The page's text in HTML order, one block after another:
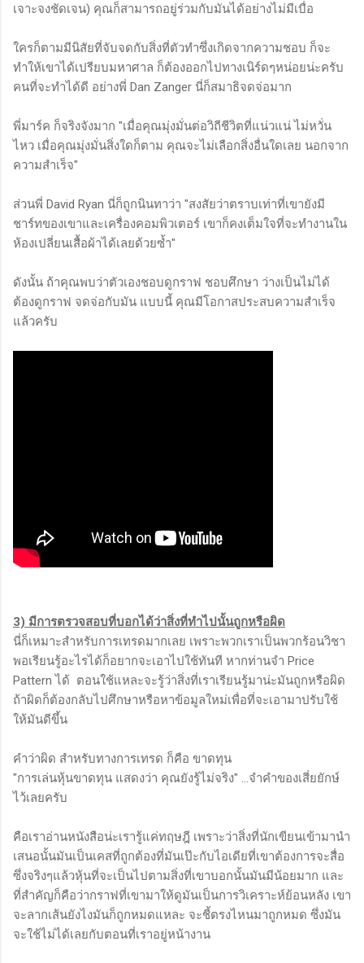
เจาะจงชัดเจน) คุณก็สามารถอยู่ร่วมกับมันได้อย่างไม่มีเบื่อ
ใครก็ตามมีนิสัยที่จับจดกับสิ่งที่ตัวทำซึ่งเกิดจากความชอบ ก็จะ
ทำให้เขาได้เปรียบมหาศาล ก็ต้องออกไปทางเนิร์ดๆหน่อยน่ะครับ
คนที่จะทำได้ดี อย่างพี่ Dan Zanger นี่ก็สมาธิจดจ่อมาก
พี่มาร์ค ก็จริงจังมาก "เมื่อคุณมุ่งมั่นต่อวิถีชีวิตที่แน่วแน่ ไม่หวั่น
ไหว เมื่อคุณมุ่งมั่นสิ่งใดก็ตาม คุณจะไม่เลือกสิ่งอื่นใดเลย นอกจาก
ความสำเร็จ"
ส่วนพี่ David Ryan นี่ก็ถูกนินทาว่า "สงสัยว่าตราบเท่าที่เขายังมี
ชาร์ทของเขาและเครื่องคอมพิวเตอร์ เขาก็คงเต็มใจที่จะทำงานใน
ห้องเปลี่ยนเสื้อผ้าได้เลยด้วยซ้ำ"
ดังนั้น ถ้าคุณพบว่าตัวเองชอบดูกราฟ ชอบศึกษา ว่างเป็นไม่ได้
ต้องดูกราฟ จดจ่อกับมัน แบบนี้ คุณมีโอกาสประสบความสำเร็จ
แล้วครับ
3) มีการตรวจสอบที่บอกได้ว่าสิ่งที่ทำไปนั้นถูกหรือผิด
นี่ก็เหมาะสำหรับการเทรดมากเลย เพราะพวกเราเป็นพวกร้อนวิชา
พอเรียนรู้อะไรได้ก็อยากจะเอาไปใช้ทันที หากท่านจำ Price
Pattern ได้ ตอนใช้แหละจะรู้ว่าสิ่งที่เราเรียนรู้มาน่ะมันถูกหรือผิด
ถ้าผิดก็ต้องกลับไปศึกษาหรือหาข้อมูลใหม่เพื่อที่จะเอามาปรับใช้
ให้มันดีขึ้น
คำว่าผิด สำหรับทางการเทรด ก็คือ ขาดทุน
"การเล่นหุ้นขาดทุน แสดงว่า คุณยังรู้ไม่จริง" ...จำคำของเสี่ยยักษ์
ไว้เลยครับ
คือเราอ่านหนังสือน่ะเรารู้แค่ทฤษฎี เพราะว่าสิ่งที่นักเขียนเข้ามานำ
เสนอนั้นมันเป็นเคสที่ถูกต้องที่มันเป๊ะกับไอเดียที่เขาต้องการจะสื่อ
ซึ่งจริงๆแล้วหุ้นที่จะเป็นไปตามสิ่งที่เขาบอกนั้นมันมีน้อยมาก และ
ที่สำคัญก็คือว่ากราฟที่เขามาให้ดูมันเป็นการวิเคราะห์ย้อนหลัง เขา
จะลากเส้นยังไงมันก็ถูกหมดแหละ จะชี้ตรงไหนมาถูกหมด ซึ่งมัน
จะใช้ไม่ได้เลยกับตอนที่เราอยู่หน้างาน